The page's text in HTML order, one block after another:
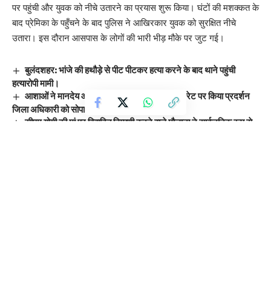
पर पहुंची और युवक को नीचे उतारने का प्रयास शुरू किया। घंटों की मशक्कत के
बाद प्रेमिका के पहुँचने के बाद पुलिस ने आखिरकार युवक को सुरक्षित नीचे
उतारा। इस दौरान आसपास के लोगों की भारी भीड़ मौके पर जुट गई।
बुलंदशहर: भांजे की हथौड़े से पीट पीटकर हत्या करने के बाद थाने पहुंची
हत्यारोपी मामी।
आशाओं ने मानदेय और स्थाई नौकरी को लेकर कलेक्ट्रेट पर किया प्रदर्शन
जिला अधिकारी को सोपा ज्ञापन
सीएम योगी की मां पर विवादित टिप्पणी करने वाले मौलाना ने सार्वजनिक रूप से